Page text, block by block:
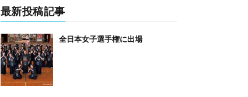
最新投稿記事
全日本女子選手権に出場